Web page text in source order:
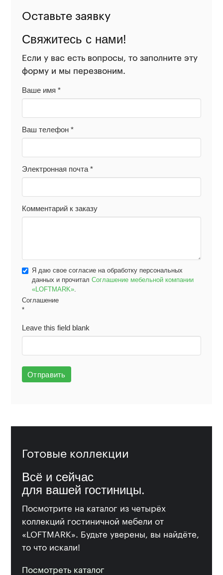
Оставьте заявку
Свяжитесь с нами!
Если у вас есть вопросы, то заполните эту
форму и мы перезвоним.
Ваше имя *
Ваш телефон *
Электронная почта *
Комментарий к заказу
Я даю свое согласие на обработку персональных
данных и прочитал Соглашение мебельной компании
«LOFTMARK».
Соглашение
*
Leave this field blank
Отправить
Готовые коллекции
Всё и сейчас
для вашей гостиницы.
Посмотрите на каталог из четырёх
коллекций гостиничной мебели от
«LOFTMARK». Будьте уверены, вы найдёте,
то что искали!
Посмотреть каталог